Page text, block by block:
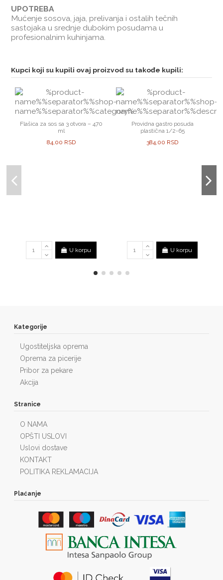
UPOTREBA
Mućenje sosova, jaja, prelivanja i ostalih tečnih
sastojaka u srednje dubokim posudama u
profesionalnim kuhinjama.
Kupci koji su kupili ovaj proizvod su takođe kupili:
Flašica za sos sa 3 otvora – 470
ml
84,00 RSD
U korpu
Providna gastro posuda
plastična 1/2-65
384,00 RSD
U korpu
Kategorije
Ugostiteljska oprema
Oprema za picerije
Pribor za pekare
Akcija
Stranice
O NAMA
OPŠTI USLOVI
Uslovi dostave
KONTAKT
POLITIKA REKLAMACIJA
Plaćanje